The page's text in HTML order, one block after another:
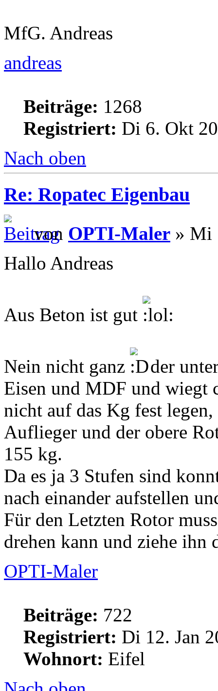
MfG. Andreas
andreas
Beiträge: 1268
Registriert: Di 6. Okt
Nach oben
Re: Ropatec Eigenbau
von OPTI-Maler » Mi
Hallo Andreas
Aus Beton ist gut
Nein nicht ganz
der
Eisen und MDF und wiegt
nicht auf das Kg fest
Auflieger und der obere
155 kg.
Da es ja 3 Stufen sind
nach einander aufstellen
Für den Letzten Rotor
drehen kann und ziehe ihn
OPTI-Maler
Beiträge: 722
Registriert: Di 12. Jan
Wohnort: Eifel